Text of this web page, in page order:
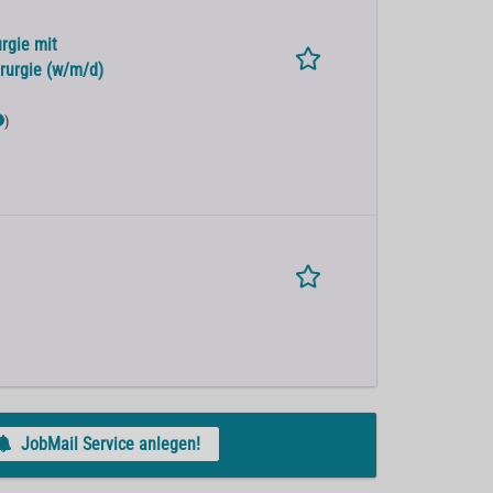
mit
(w/m/d)
)
JobMail Service anlegen!